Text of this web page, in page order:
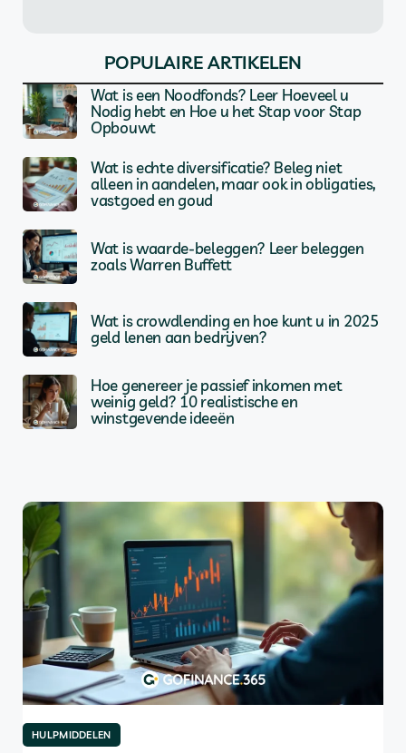
POPULAIRE ARTIKELEN
Wat is een Noodfonds? Leer Hoeveel u
Nodig hebt en Hoe u het Stap voor Stap
Opbouwt
Wat is echte diversificatie? Beleg niet
alleen in aandelen, maar ook in obligaties,
vastgoed en goud
Wat is waarde-beleggen? Leer beleggen
zoals Warren Buffett
Wat is crowdlending en hoe kunt u in 2025
geld lenen aan bedrijven?
Hoe genereer je passief inkomen met
weinig geld? 10 realistische en
winstgevende ideeën
HULPMIDDELEN